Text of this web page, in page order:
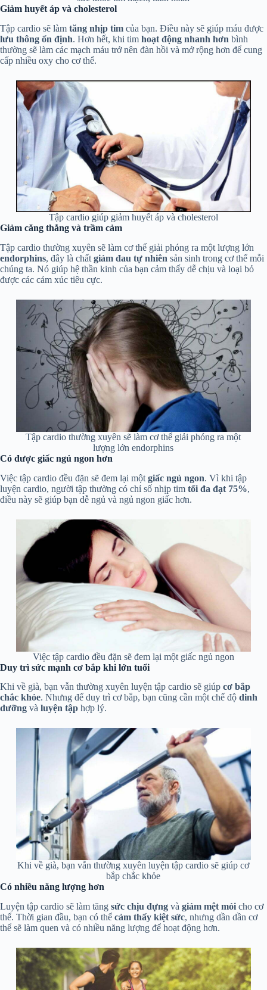
Giảm huyết áp và cholesterol
Tập cardio sẽ làm tăng nhịp tim của bạn. Điều này sẽ giúp máu được
lưu thông ổn định. Hơn hết, khi tim hoạt động nhanh hơn bình
thường sẽ làm các mạch máu trở nên đàn hồi và mở rộng hơn để cung
cấp nhiều oxy cho cơ thể.
Tập cardio giúp giảm huyết áp và cholesterol
Giảm căng thẳng và trầm cảm
Tập cardio thường xuyên sẽ làm cơ thể giải phóng ra một lượng lớn
endorphins, đây là chất giảm đau tự nhiên sản sinh trong cơ thể mỗi
chúng ta. Nó giúp hệ thần kinh của bạn cảm thấy dễ chịu và loại bỏ
được các cảm xúc tiêu cực.
Tập cardio thường xuyên sẽ làm cơ thể giải phóng ra một
lượng lớn endorphins
Có được giấc ngủ ngon hơn
Việc tập cardio đều đặn sẽ đem lại một giấc ngủ ngon. Vì khi tập
luyện cardio, người tập thường có chỉ số nhịp tim tối đa đạt 75%,
điều này sẽ giúp bạn dễ ngủ và ngủ ngon giấc hơn.
Việc tập cardio đều đặn sẽ đem lại một giấc ngủ ngon
Duy trì sức mạnh cơ bắp khi lớn tuổi
Khi về già, bạn vẫn thường xuyên luyện tập cardio sẽ giúp cơ bắp
chắc khỏe. Nhưng để duy trì cơ bắp, bạn cũng cần một chế độ dinh
dưỡng và luyện tập hợp lý.
Khi về già, bạn vẫn thường xuyên luyện tập cardio sẽ giúp cơ
bắp chắc khỏe
Có nhiều năng lượng hơn
Luyện tập cardio sẽ làm tăng sức chịu đựng và giảm mệt mỏi cho cơ
thể. Thời gian đầu, bạn có thể cảm thấy kiệt sức, nhưng dần dần cơ
thể sẽ làm quen và có nhiều năng lượng để hoạt động hơn.